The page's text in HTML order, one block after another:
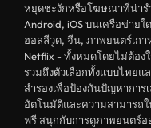
หยุดชะงักหรือโฆษณาที่น่าร
Android, iOS บนเครือข่าย
ฮอลลีวูด, จีน, ภาพยนตร์เก
Netflix - ทั้งหมดโดยไม่ต้อง
รวมถึงตัวเลือกทั้งแบบไทย
สำรองเพื่อป้องกันปัญหากา
อัตโนมัติและความสามารถ
ฟรี สนุกกับการดูภาพยนตร์